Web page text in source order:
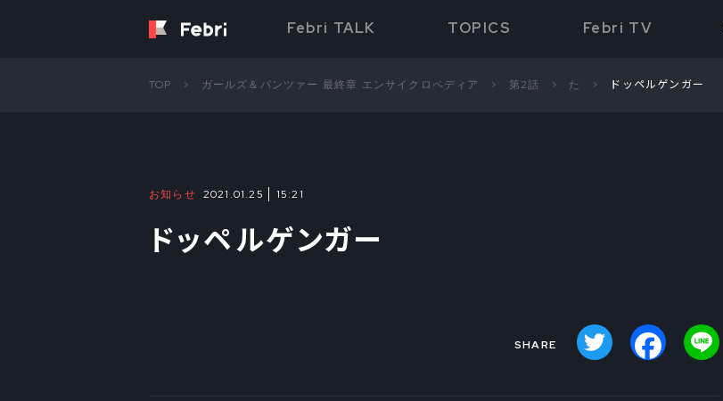
Febri TALK TOPICS Febri TV
TOP ガールズ＆パンツァー 最終章 エンサイクロペディア 第2話 た ドッペルゲンガー
お知らせ 2021.01.25 15:21
ドッペルゲンガー
Twitter Facebook